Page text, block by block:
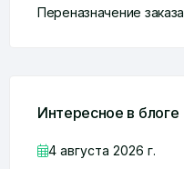
Переназначение заказа
Интересное в блоге
4 августа 2026 г.